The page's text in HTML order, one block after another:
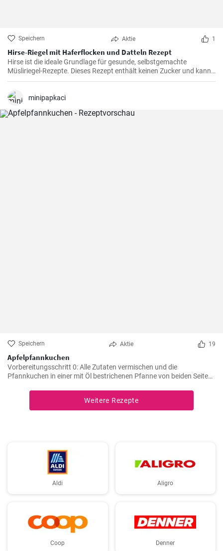
Speichern Aktie 1
Hirse-Riegel mit Haferflocken und Datteln Rezept
Hirse ist die ideale Grundlage für gesunde, selbstgemachte
Müsliriegel-Rezepte. Dieses Rezept enthält keinen Zucker und kann
auch ohne Kakaopulver zubereitet werden.
minipapkaci
Speichern Aktie 19
Apfelpfannkuchen
Vorbereitungsschritt 0: Alle Zutaten vermischen und die
Pfannkuchen in einer mit Öl bestrichenen Pfanne von beiden Seiten
Weitere Rezepte
Aldi Aligro
Coop Denner